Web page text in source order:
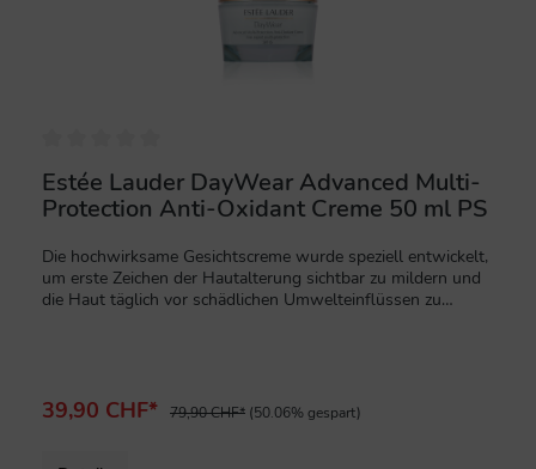
Estée Lauder DayWear Advanced Multi-
Protection Anti-Oxidant Creme 50 ml PS
Die hochwirksame Gesichtscreme wurde speziell entwickelt,
um erste Zeichen der Hautalterung sichtbar zu mildern und
die Haut täglich vor schädlichen Umwelteinflüssen zu
sofort mit der Haut und hinterlässt ein geschmeidiges,
39,90 CHF* 79,90 CHF* (50.06% gespart)